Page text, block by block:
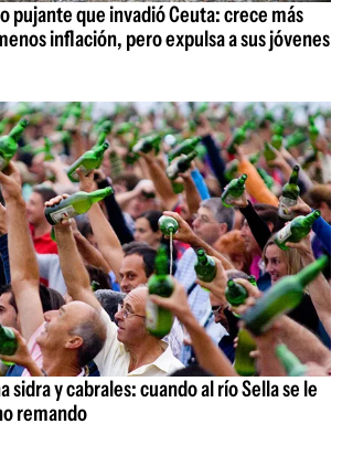
pujante que invadió Ceuta: crece más
inflación, pero expulsa a sus jóvenes
sidra y cabrales: cuando al río Sella se le
remando